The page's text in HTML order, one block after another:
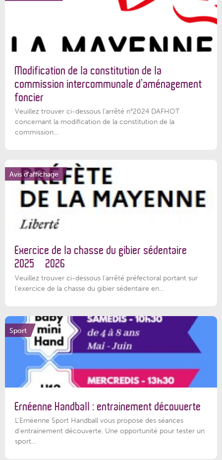
Modification de la constitution de la
commission intercommunale d’aménagement
foncier
Veuillez trouver ci-dessous l'arrêté n°2024 DAFHOT
concernant la modification de la constitution de la
commission...
Avis d'affichage
Exercice de la chasse du gibier sédentaire
2025 – 2026
Veuillez trouver ci-dessous l'arrêté préfectoral portant sur
l'exercice de la chasse du gibier sédentaire en...
Sport
Ernéenne Handball : entrainement découverte
L'Ernéenne Sport Handball vous propose des séances
d'entrainement découverte. Une opportunité pour tester un
sport...